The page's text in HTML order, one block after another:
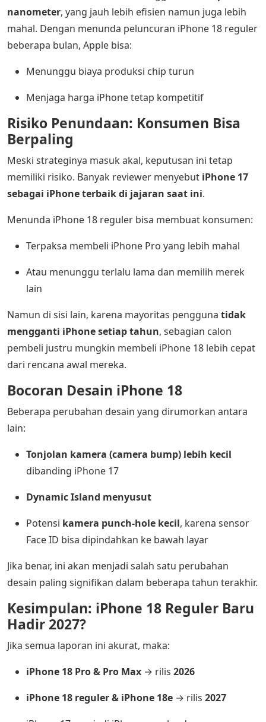
nanometer, yang jauh lebih efisien namun juga lebih
mahal. Dengan menunda peluncuran iPhone 18 reguler
beberapa bulan, Apple bisa:
Menunggu biaya produksi chip turun
Menjaga harga iPhone tetap kompetitif
Risiko Penundaan: Konsumen Bisa
Berpaling
Meski strateginya masuk akal, keputusan ini tetap
memiliki risiko. Banyak reviewer menyebut iPhone 17
sebagai iPhone terbaik di jajaran saat ini.
Menunda iPhone 18 reguler bisa membuat konsumen:
Terpaksa membeli iPhone Pro yang lebih mahal
Atau menunggu terlalu lama dan memilih merek
lain
Namun di sisi lain, karena mayoritas pengguna tidak
mengganti iPhone setiap tahun, sebagian calon
pembeli justru mungkin membeli iPhone 18 lebih cepat
dari rencana awal mereka.
Bocoran Desain iPhone 18
Beberapa perubahan desain yang dirumorkan antara
lain:
Tonjolan kamera (camera bump) lebih kecil
dibanding iPhone 17
Dynamic Island menyusut
Potensi kamera punch-hole kecil, karena sensor
Face ID bisa dipindahkan ke bawah layar
Jika benar, ini akan menjadi salah satu perubahan
desain paling signifikan dalam beberapa tahun terakhir.
Kesimpulan: iPhone 18 Reguler Baru
Hadir 2027?
Jika semua laporan ini akurat, maka:
iPhone 18 Pro & Pro Max → rilis 2026
iPhone 18 reguler & iPhone 18e → rilis 2027